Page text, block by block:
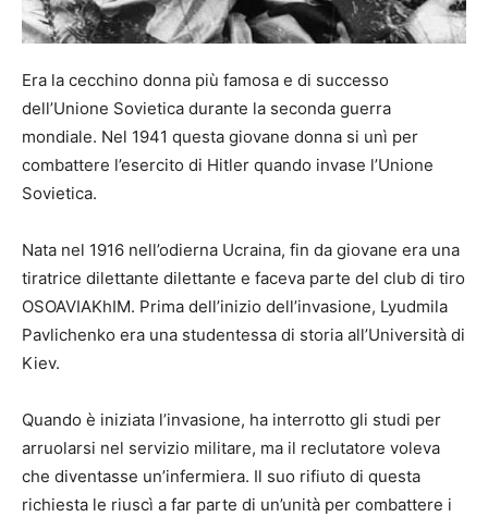
Era la cecchino donna più famosa e di successo
dell’Unione Sovietica durante la seconda guerra
mondiale. Nel 1941 questa giovane donna si unì per
combattere l’esercito di Hitler quando invase l’Unione
Sovietica.
Nata nel 1916 nell’odierna Ucraina, fin da giovane era una
tiratrice dilettante dilettante e faceva parte del club di tiro
OSOAVIAKhIM. Prima dell’inizio dell’invasione, Lyudmila
Pavlichenko era una studentessa di storia all’Università di
Kiev.
Quando è iniziata l’invasione, ha interrotto gli studi per
arruolarsi nel servizio militare, ma il reclutatore voleva
che diventasse un’infermiera. Il suo rifiuto di questa
richiesta le riuscì a far parte di un’unità per combattere i